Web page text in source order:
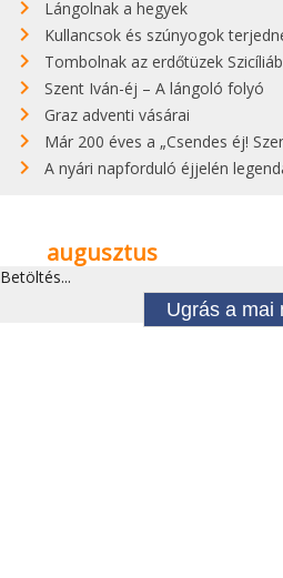
Lángolnak a hegyek
Kullancsok és szúnyogok
Tombolnak az erdőtüzek
Szent Iván-éj – A lángoló folyó
Graz adventi vásárai
Már 200 éves a „Csendes éj!
A nyári napforduló éjjelén legendás hegyi
augusztus
Betöltés...
Ugrás a mai